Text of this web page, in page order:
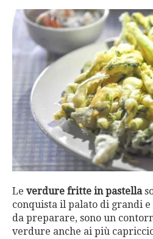
Le verdure fritte in pastella
conquista il palato di grandi
da preparare, sono un
verdure anche ai più